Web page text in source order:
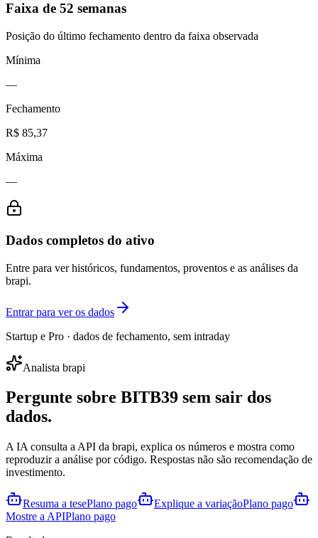
Faixa de 52 semanas
Posição do último fechamento dentro da faixa observada
Mínima
—
Fechamento
R$ 85,37
Máxima
—
Dados completos do ativo
Entre para ver históricos, fundamentos, proventos e as análises da
brapi.
Entrar para ver os dados
Startup e Pro · dados de fechamento, sem intraday
Analista brapi
Pergunte sobre BITB39 sem sair dos
dados.
A IA consulta a API da brapi, explica os números e mostra como
reproduzir a análise por código. Respostas não são recomendação de
investimento.
Resuma a tesePlano pago Explique a variaçãoPlano pago
Mostre a APIPlano pago